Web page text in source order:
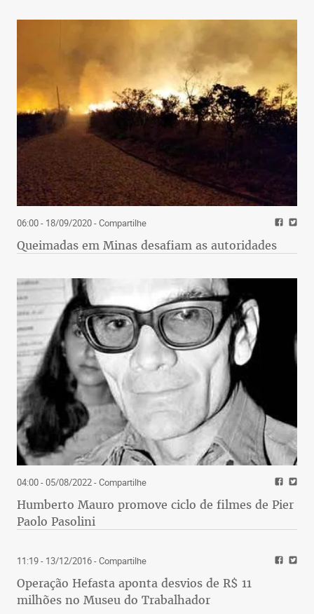
06:00 - 18/09/2020- Compartilhe
Queimadas em Minas desafiam as autoridades
04:00 - 05/08/2022- Compartilhe
Humberto Mauro promove ciclo de filmes de Pier
Paolo Pasolini
11:19 - 13/12/2016- Compartilhe
Operação Hefasta aponta desvios de R$ 11
milhões no Museu do Trabalhador